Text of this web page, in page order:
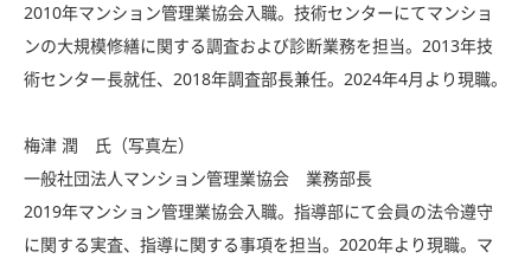
2010年マンション管理業協会入職。技術センターにてマンショ
ンの大規模修繕に関する調査および診断業務を担当。2013年技
術センター長就任、2018年調査部長兼任。2024年4月より現職。
梅津 潤 氏（写真左）
一般社団法人マンション管理業協会 業務部長
2019年マンション管理業協会入職。指導部にて会員の法令遵守
に関する実査、指導に関する事項を担当。2020年より現職。マ